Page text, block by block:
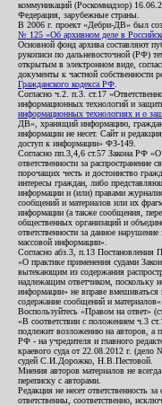
коммуникаций (Роскомнадзор)
Федерация, зарубежные страны.
В 2006 г. проект «Дебри-ДВ» был
№ 125 «Об архивном деле в
Основной фонд архива составляют
рукописи по дальневосточной (РФ)
открытым в электронном виде,
документы к частной собственности
Гражданского кодекса РФ
Согласно ч.2. п.3. ст.17
информационных технологий и
информационных технологиях и о
ДВ», хранящий информацию,
информации не несет. Сайт и
доступ к информации» ФЗ-149.
Согласно пп.3,4,6 ст.57 Закона РФ
ответственности за распространение
порочащих честь и достоинство
интересы граждан, либо
информации и (или) правами
сообщений и материалов или их
информации (а также сообщения,
общественных организаций и
ответственности за данное
массовой информации».
Согласно абз.3, п.13
«О практике применения судами
вытекающим из содержания
надлежащим ответчиком, поскольку
информации» не вправе вмешиваться
содержание сообщений и материалов».
Воспользуйтесь «Правом на ответ»
«В соответствии с положением ч.3
подлежит возложению на авторов, а
РФ - на учредителя и главного
краевого суда от 22.08.2012 г.
судей С.И.Дорожко, Н.В.Пестовой.
Мнения авторов материалов не
переписку с авторами.
Редакция не несет ответственность
ответственны, соответственно,